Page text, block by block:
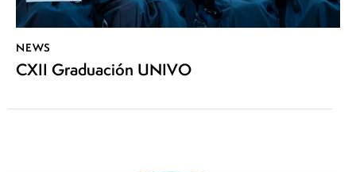
NEWS
CXII Graduación UNIVO